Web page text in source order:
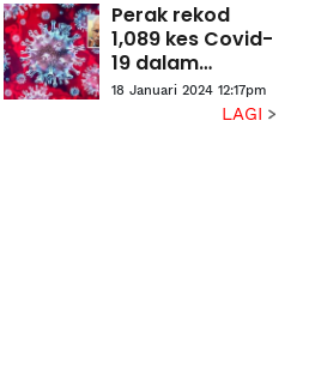
Perak rekod
1,089 kes Covid-
19 dalam
tempoh dua
18 Januari 2024 12:17pm
LAGI